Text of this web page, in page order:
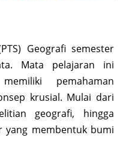
Geografi semester
Mata pelajaran ini
pemahaman
krusial. Mulai dari
geografi, hingga
membentuk bumi